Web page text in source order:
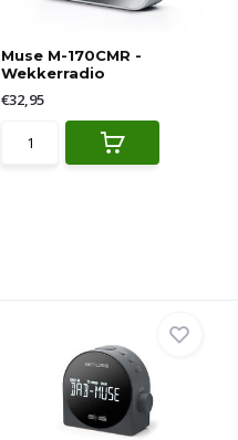
Muse M-170CMR -
Wekkerradio
€32,95